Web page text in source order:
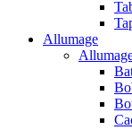
Allumage